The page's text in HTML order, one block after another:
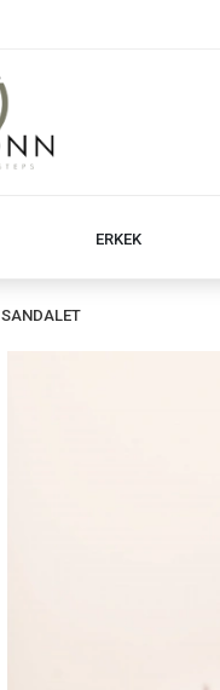
ERKEK
SANDALET